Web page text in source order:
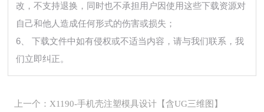
改，不支持退换，同时也不承担用户因使用这些下载资源对
自己和他人造成任何形式的伤害或损失；
6、 下载文件中如有侵权或不适当内容，请与我们联系，我
们立即纠正。
上一个：X1190-手机壳注塑模具设计【含UG三维图】